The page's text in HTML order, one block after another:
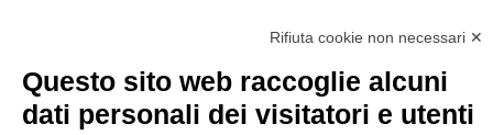
Rifiuta cookie non necessari ✕
Questo sito web raccoglie alcuni
dati personali dei visitatori e utenti